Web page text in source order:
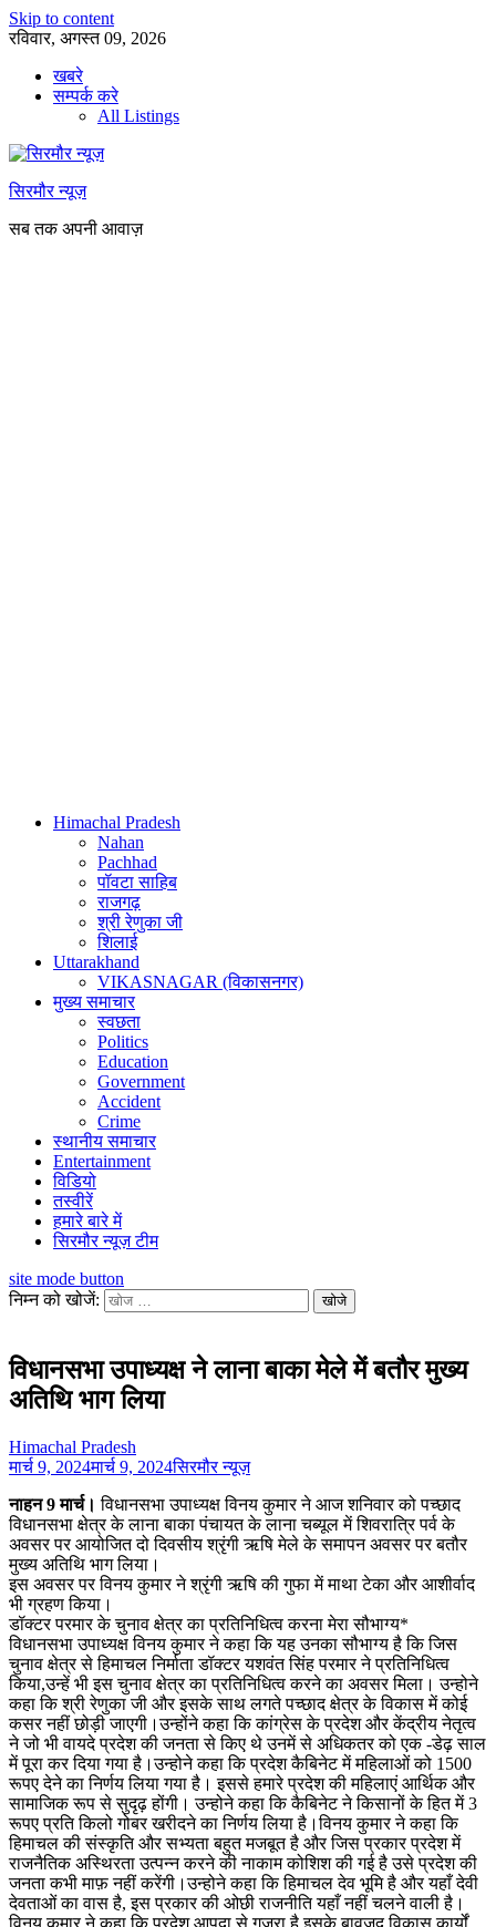
Skip to content
रविवार, अगस्त 09, 2026
खबरे
सम्पर्क करे
All Listings
सिरमौर न्यूज़
सब तक अपनी आवाज़
Himachal Pradesh
Nahan
Pachhad
पॉवटा साहिब
राजगढ़
श्री रेणुका जी
शिलाई
Uttarakhand
VIKASNAGAR (विकासनगर)
मुख्य समाचार
स्वछता
Politics
Education
Government
Accident
Crime
स्थानीय समाचार
Entertainment
विडियो
तस्वीरें
हमारे बारे में
सिरमौर न्यूज़ टीम
site mode button
निम्न को खोजें:
विधानसभा उपाध्यक्ष ने लाना बाका मेले में बतौर मुख्य
अतिथि भाग लिया
Himachal Pradesh
मार्च 9, 2024मार्च 9, 2024सिरमौर न्यूज़
नाहन 9 मार्च। विधानसभा उपाध्यक्ष विनय कुमार ने आज शनिवार को पच्छाद
विधानसभा क्षेत्र के लाना बाका पंचायत के लाना चब्यूल में शिवरात्रि पर्व के
अवसर पर आयोजित दो दिवसीय श्रृंगी ऋषि मेले के समापन अवसर पर बतौर
मुख्य अतिथि भाग लिया।
इस अवसर पर विनय कुमार ने श्रृंगी ऋषि की गुफा में माथा टेका और आशीर्वाद
भी ग्रहण किया।
डॉक्टर परमार के चुनाव क्षेत्र का प्रतिनिधित्व करना मेरा सौभाग्य*
विधानसभा उपाध्यक्ष विनय कुमार ने कहा कि यह उनका सौभाग्य है कि जिस
चुनाव क्षेत्र से हिमाचल निर्माता डॉक्टर यशवंत सिंह परमार ने प्रतिनिधित्व
किया,उन्हें भी इस चुनाव क्षेत्र का प्रतिनिधित्व करने का अवसर मिला। उन्होने
कहा कि श्री रेणुका जी और इसके साथ लगते पच्छाद क्षेत्र के विकास में कोई
कसर नहीं छोड़ी जाएगी।उन्होंने कहा कि कांग्रेस के प्रदेश और केंद्रीय नेतृत्व
ने जो भी वायदे प्रदेश की जनता से किए थे उनमें से अधिकतर को एक -डेढ़ साल
में पूरा कर दिया गया है।उन्होने कहा कि प्रदेश कैबिनेट में महिलाओं को 1500
रूपए देने का निर्णय लिया गया है। इससे हमारे प्रदेश की महिलाएं आर्थिक और
सामाजिक रूप से सुदृढ़ होंगी। उन्होने कहा कि कैबिनेट ने किसानों के हित में 3
रूपए प्रति किलो गोबर खरीदने का निर्णय लिया है।विनय कुमार ने कहा कि
हिमाचल की संस्कृति और सभ्यता बहुत मजबूत है और जिस प्रकार प्रदेश में
राजनैतिक अस्थिरता उत्पन्न करने की नाकाम कोशिश की गई है उसे प्रदेश की
जनता कभी माफ़ नहीं करेंगी।उन्होने कहा कि हिमाचल देव भूमि है और यहाँ देवी
देवताओं का वास है, इस प्रकार की ओछी राजनीति यहाँ नहीं चलने वाली है।
विनय कुमार ने कहा कि प्रदेश आपदा से गुजरा है इसके बावजूद विकास कार्यों